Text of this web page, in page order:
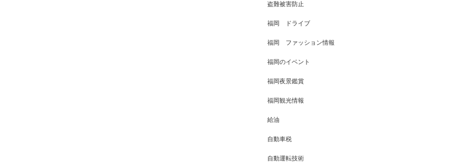
盗難被害防止
福岡 ドライブ
福岡 ファッション情報
福岡のイベント
福岡夜景鑑賞
福岡観光情報
給油
自動車税
自動運転技術